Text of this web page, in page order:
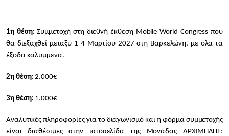
1η θέση: Συμμετοχή στη διεθνή έκθεση Mobile World Congress που
θα διεξαχθεί μεταξύ 1-4 Μαρτίου 2027 στη Βαρκελώνη, με όλα τα
έξοδα καλυμμένα.
2η θέση: 2.000€
3η θέση: 1.000€
Αναλυτικές πληροφορίες για το διαγωνισμό και η φόρμα συμμετοχής
είναι διαθέσιμες στην ιστοσελίδα της Μονάδας ΑΡΧΙΜΗΔΗΣ: